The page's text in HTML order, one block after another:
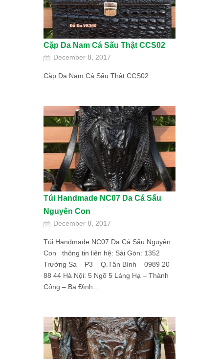
Cặp Da Nam Cá Sấu Thật CCS02
December 8, 2017
Cặp Da Nam Cá Sấu Thật CCS02
Túi Handmade NC07 Da Cá Sấu
Nguyên Con
December 8, 2017
Túi Handmade NC07 Da Cá Sấu Nguyên
Con thông tin liên hệ: Sài Gòn: 1352
Trường Sa – P3 – Q.Tân Bình – 0989 20
88 44 Hà Nội: 5 Ngõ 5 Láng Hạ – Thành
Công – Ba Đình...